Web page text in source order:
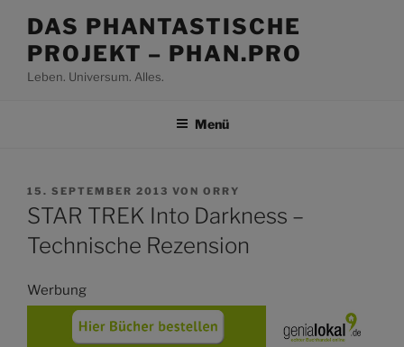
Inhalt
springen
DAS PHANTASTISCHE
PROJEKT – PHAN.PRO
Leben. Universum. Alles.
Menü
VERÖFFENTLICHT
AM
15. SEPTEMBER 2013 VON ORRY
STAR TREK Into Darkness –
Technische Rezension
Werbung